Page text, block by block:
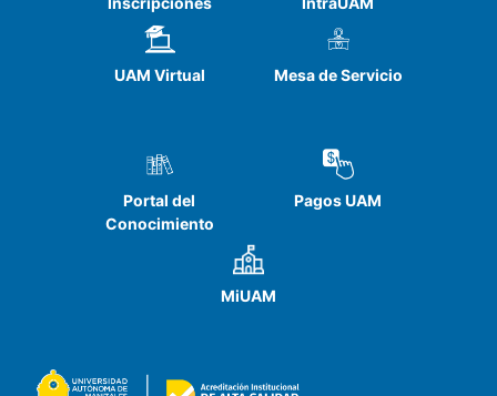
UAM Virtual Mesa de Servicio
Portal del
Conocimiento
Pagos UAM
MiUAM